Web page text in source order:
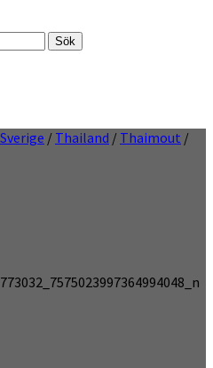
Sverige / Thailand / Thaimout /